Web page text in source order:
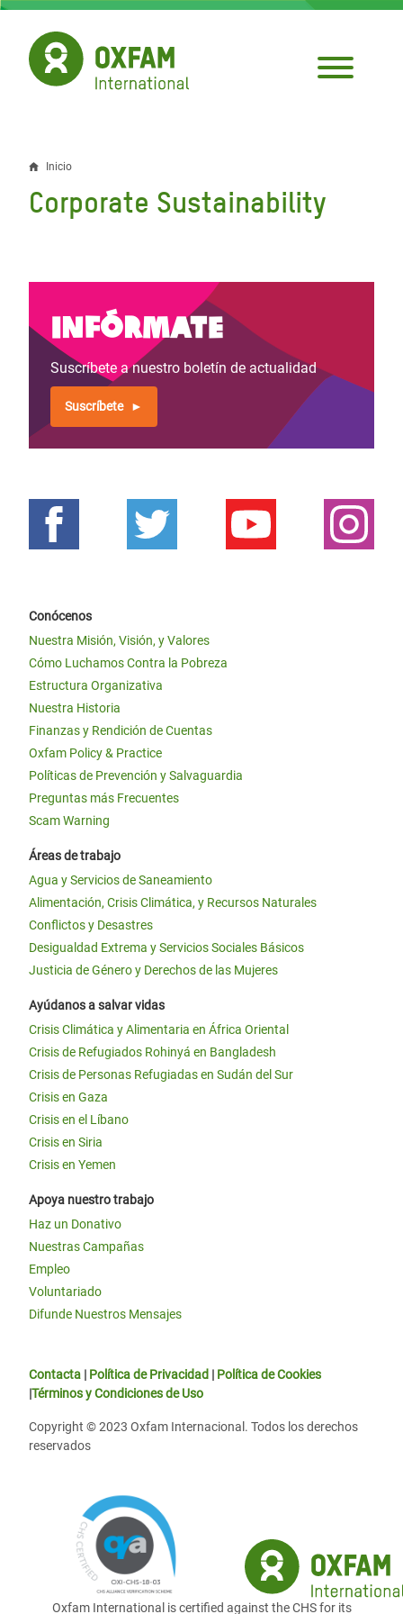
Pasar
contenido
principal
Sobrescribir
enlaces
ayuda
la
navegación
Inicio
Corporate Sustainability
Infórmate
Suscríbete a nuestro boletín de actualidad
Suscríbete
Conócenos
Nuestra Misión, Visión, y Valores
Cómo Luchamos Contra la Pobreza
Estructura Organizativa
Nuestra Historia
Finanzas y Rendición de Cuentas
Oxfam Policy & Practice
Políticas de Prevención y Salvaguardia
Preguntas más Frecuentes
Scam Warning
Áreas de trabajo
Agua y Servicios de Saneamiento
Alimentación, Crisis Climática, y Recursos Naturales
Conflictos y Desastres
Desigualdad Extrema y Servicios Sociales Básicos
Justicia de Género y Derechos de las Mujeres
Ayúdanos a salvar vidas
Crisis Climática y Alimentaria en África Oriental
Crisis de Refugiados Rohinyá en Bangladesh
Crisis de Personas Refugiadas en Sudán del Sur
Crisis en Gaza
Crisis en el Líbano
Crisis en Siria
Crisis en Yemen
Apoya nuestro trabajo
Haz un Donativo
Nuestras Campañas
Empleo
Voluntariado
Difunde Nuestros Mensajes
Contacta | Política de Privacidad | Política de Cookies
|Términos y Condiciones de Uso
Copyright © 2023 Oxfam Internacional. Todos los derechos
reservados
Oxfam International is certified against the CHS for its